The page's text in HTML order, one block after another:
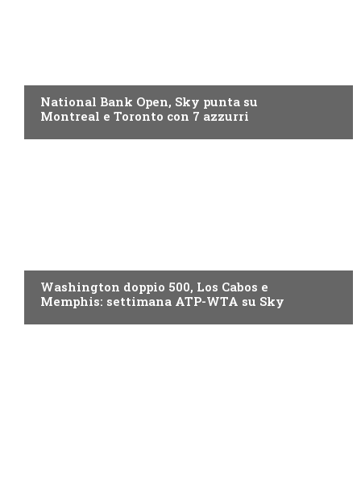
National Bank Open, Sky punta su
Montreal e Toronto con 7 azzurri
Washington doppio 500, Los Cabos e
Memphis: settimana ATP-WTA su Sky